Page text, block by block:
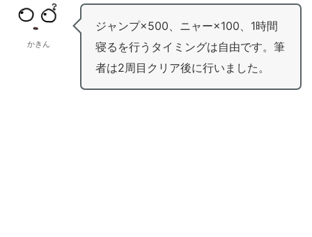
かきん
ジャンプ×500、ニャー×100、1時間
寝るを行うタイミングは自由です。筆
者は2周目クリア後に行いました。